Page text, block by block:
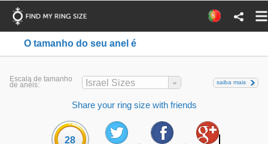
O tamanho do seu anel é
Escala de tamanho
de anéis: Israel Sizes saiba mais
Share your ring size with friends
28